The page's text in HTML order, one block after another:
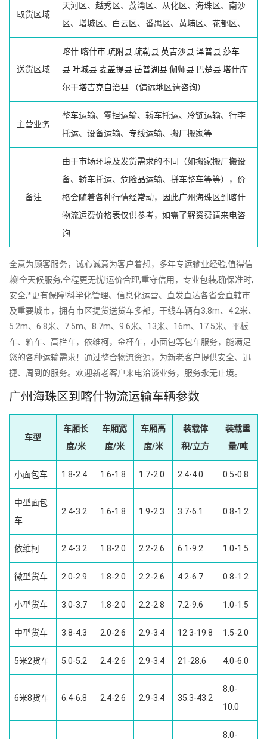
取货区域
天河区、越秀区、荔湾区、从化区、海珠区、南沙
区、增城区、白云区、番禺区、黄埔区、花都区、
送货区域
喀什 喀什市疏附县疏勒县英吉沙县泽普县莎车
县 叶城县麦盖提县岳普湖县伽师县 巴楚县塔什库
尔干塔吉克自治县 （偏远地区请咨询）
主营业务
整车运输、零担运输、轿车托运、冷链运输、行李
托运、设备运输、专线运输、搬厂搬家等
备注
由于市场环境及发货需求的不同（如搬家搬厂搬设
备、轿车托运、危险品运输、拼车整车等等），价
格会随着各种行情经常动，因此广州海珠区到喀什
物流运费价格表仅供参考，如需了解资费请来电咨
询
全意为顾客服务，诚心诚意为客户着想，多年专运输业经验,值得信
赖!全天候服务,全程更无忧!运价合理,重守信用，专业包装,确保准时,
安全,*更有保障!科学化管理、信息化运营、直发直达各省会直辖市
及重要城市，拥有市区提货送货车多部，干线车辆有3.8m、4.2米、
5.2m、6.8米、7.5m、8.7m、9.6米、13米、16m、17.5米、平板
车、箱车、高栏车，依维柯，金杯车，小面包等包车服务，能满足
您的各种运输需求！通过整合物流资源，为新老客户提供安全、迅
捷、周到的服务。欢迎新老客户来电洽谈业务，服务永无止境。
广州海珠区到喀什物流运输车辆参数
车型
车厢长
度/米
车厢宽
度/米
车厢高
度/米
装载体
积/立方
装载重
量/吨
小面包车 1.8-2.4 1.6-1.8 1.7-2.0 2.4-4.0 0.5-0.8
中型面包
车
2.4-3.2 1.6-1.8 1.9-2.3 3.7-6.1 0.8-1.2
依维柯 2.4-3.2 1.8-2.0 2.2-2.6 6.1-9.2 1.0-1.5
微型货车 2.0-2.9 1.8-2.0 2.2-2.6 4.2-6.7 0.8-1.2
小型货车 3.0-3.7 1.8-2.0 2.2-2.8 7.2-9.6 1.0-1.5
中型货车 3.8-4.3 2.0-2.6 2.9-3.4 12.3-19.8 1.5-2.0
5米2货车 5.0-5.2 2.4-2.6 2.9-3.4 21-28.6 4.0-6.0
6米8货车 6.4-6.8 2.4-2.6 2.9-3.4 35.3-43.2
8.0-
10.0
8.0-